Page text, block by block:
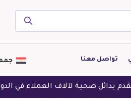
تواصل معنا جمهورية مصر العربية
صحية لآلاف العملاء في الدول العربية